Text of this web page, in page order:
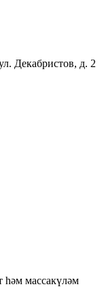
Декабристов, д. 2
һәм массакүләм